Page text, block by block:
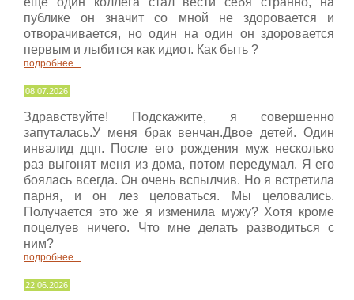
публике он значит со мной не здоровается и
отворачивается, но один на один он здоровается
первым и лыбится как идиот. Как быть ?
подробнее...
08.07.2026
Здравствуйте! Подскажите, я совершенно
запуталась.У меня брак венчан.Двое детей. Один
инвалид дцп. После его рождения муж несколько
раз выгонят меня из дома, потом передумал. Я его
боялась всегда. Он очень вспылчив. Но я встретила
парня, и он лез целоваться. Мы целовались.
Получается это же я изменила мужу? Хотя кроме
поцелуев ничего. Что мне делать разводиться с
ним?
подробнее...
22.06.2026